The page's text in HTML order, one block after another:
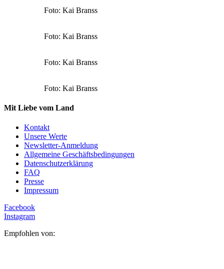
Foto: Kai Branss
Foto: Kai Branss
Foto: Kai Branss
Foto: Kai Branss
Mit Liebe vom Land
Kontakt
Unsere Werte
Newsletter-Anmeldung
Allgemeine Geschäftsbedingungen
Datenschutzerklärung
FAQ
Presse
Impressum
Facebook
Instagram
Empfohlen von: